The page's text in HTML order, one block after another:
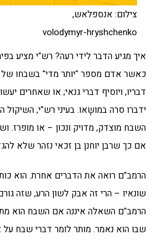
צילום: אנספלאש,
volodymyr-hryshchenko
איך מגיע הדבר לידי רעה? רש"י מציע
כאשר אדם מספר "יותר מדי" בשבחו של
דבריו, ויוסיף דברי גנאי; או שאחרים
ידברו סרה במושָׂאו. בעיני רש"י,
השבח מוצדק, מדויק ונכון – או מופרז.
אם כך שרבן יוחנן בן זכאי נזהר שלא
הרמב"ם רואה את הדברים אחרת. הוא
הרמב"ם השאלה איננה אם השבח הוא
שבו הוא נאמר. מותר לומר דברי שבח על